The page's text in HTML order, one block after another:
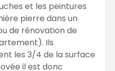
et les peintures
pierre dans un
de rénovation de
Ils
les 3/4 de la surface
il est donc